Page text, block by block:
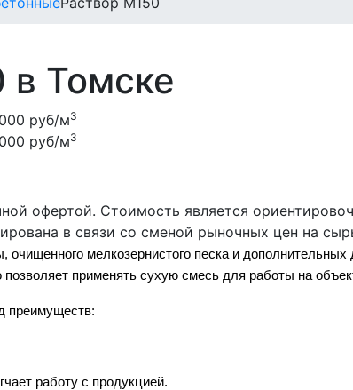
в Томске
руб/м3
руб/м3
офертой. Стоимость является
в связи со сменой рыночных цен на
очищенного мелкозернистого песка и
применять сухую смесь для работы на
преимуществ:
работу с продукцией.